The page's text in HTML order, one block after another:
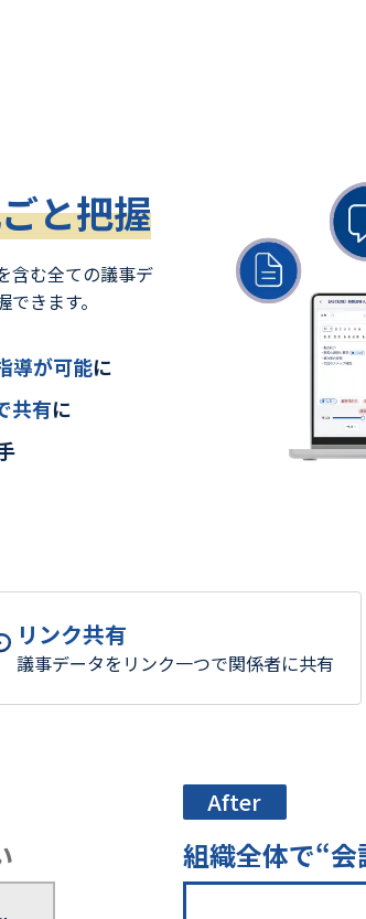
と把握
含む全ての議事デ
きます。
導が可能に
共有に
リンク共有
議事データをリンク一つで関係者に共有
After
組織全体で“